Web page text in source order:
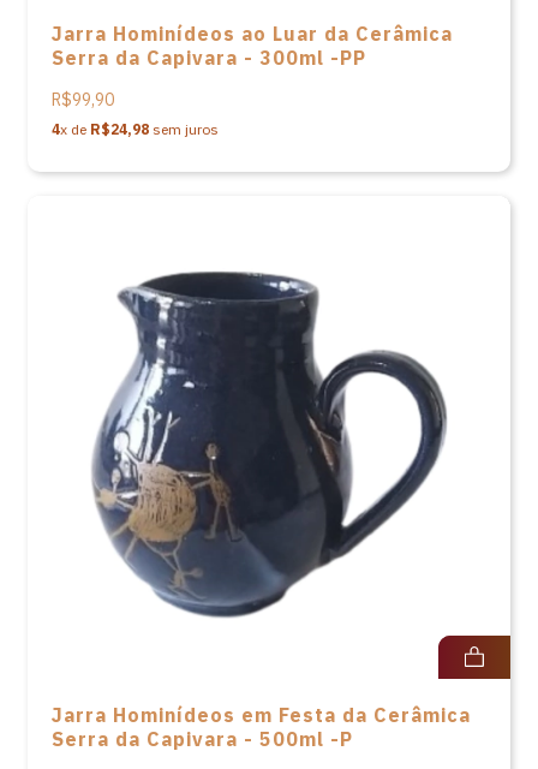
Jarra Hominídeos ao Luar da Cerâmica
Serra da Capivara - 300ml -PP
R$99,90
4x de R$24,98 sem juros
Jarra Hominídeos em Festa da Cerâmica
Serra da Capivara - 500ml -P